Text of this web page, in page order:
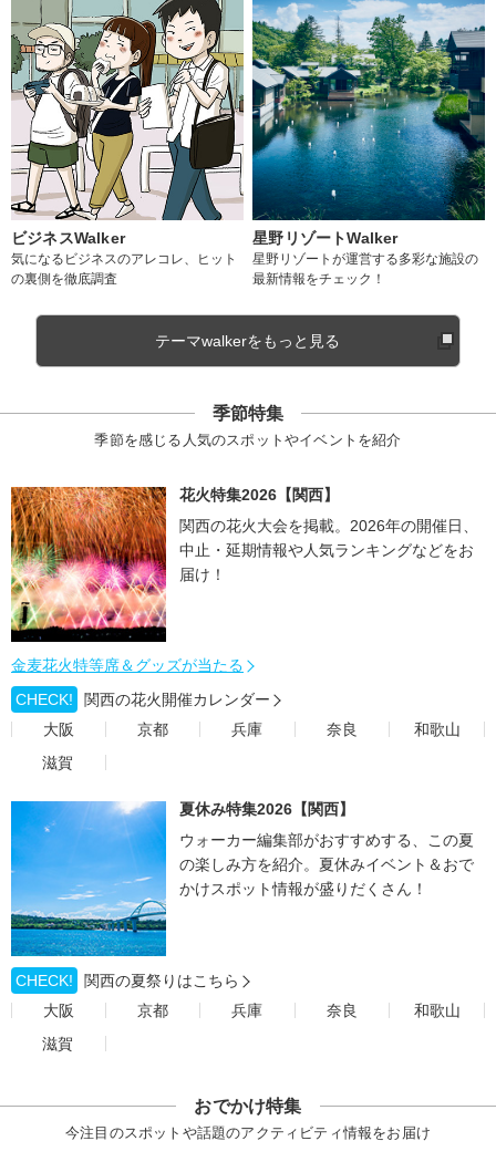
ビジネスWalker
気になるビジネスのアレコレ、ヒット
の裏側を徹底調査
星野リゾートWalker
星野リゾートが運営する多彩な施設の
最新情報をチェック！
テーマwalkerをもっと見る
季節特集
季節を感じる人気のスポットやイベントを紹介
花火特集2026【関西】
関西の花火大会を掲載。2026年の開催日、
中止・延期情報や人気ランキングなどをお
届け！
金麦花火特等席＆グッズが当たる
CHECK!
関西の花火開催カレンダー
大阪
京都 兵庫 奈良
和歌山
滋賀
夏休み特集2026【関西】
ウォーカー編集部がおすすめする、この夏
の楽しみ方を紹介。夏休みイベント＆おで
かけスポット情報が盛りだくさん！
CHECK!
関西の夏祭りはこちら
大阪
京都 兵庫 奈良
和歌山
滋賀
おでかけ特集
今注目のスポットや話題のアクティビティ情報をお届け